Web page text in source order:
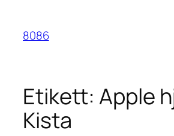
innehåll
8086
Etikett:Apple
Kista